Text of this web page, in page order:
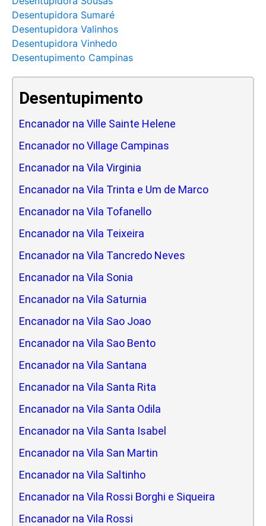
Desentupidora Sumaré
Desentupidora Valinhos
Desentupidora Vinhedo
Desentupimento Campinas
Desentupimento
Encanador na Ville Sainte Helene
Encanador no Village Campinas
Encanador na Vila Virginia
Encanador na Vila Trinta e Um de Marco
Encanador na Vila Tofanello
Encanador na Vila Teixeira
Encanador na Vila Tancredo Neves
Encanador na Vila Sonia
Encanador na Vila Saturnia
Encanador na Vila Sao Joao
Encanador na Vila Sao Bento
Encanador na Vila Santana
Encanador na Vila Santa Rita
Encanador na Vila Santa Odila
Encanador na Vila Santa Isabel
Encanador na Vila San Martin
Encanador na Vila Saltinho
Encanador na Vila Rossi Borghi e Siqueira
Encanador na Vila Rossi